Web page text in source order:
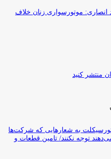
انصاری: موتورسواری زنان خلاف
منتشر کنید
به شعارهایی که شرکت‌ها
توجه نکنند/ تامین قطعات و